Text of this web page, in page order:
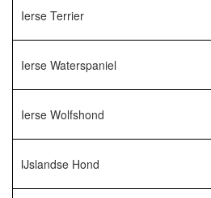
Ierse Terrier
Ierse Waterspaniel
Ierse Wolfshond
IJslandse Hond